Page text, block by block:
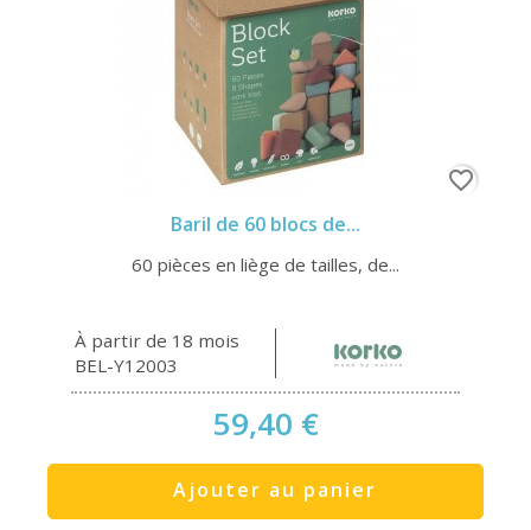
Baril de 60 blocs de...
60 pièces en liège de tailles, de...
À partir de 18 mois
BEL-Y12003
59,40 €
Ajouter au panier
favorite_border